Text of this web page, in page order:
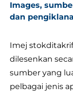
Images,
dan
Imej stok
dilesenkan
sumber yang
pelbagai jenis